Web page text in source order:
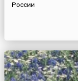
России